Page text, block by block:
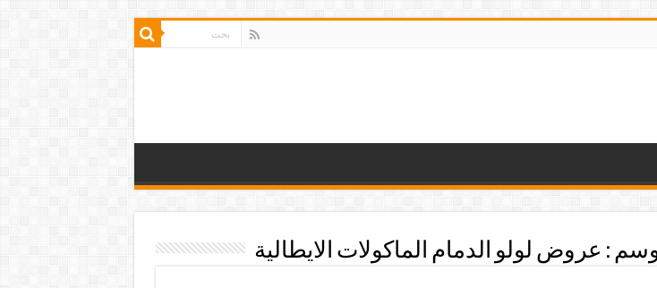
: عروض لولو الدمام الماكولات الايطالية